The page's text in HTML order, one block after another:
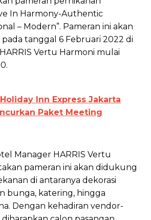
In Harmony-Authentic
– Modern”. Pameran ini akan
tanggal 6 Februari 2022 di
Vertu Harmoni mulai
Holiday Inn Express Jakarta
Paket Meeting
Manager HARRIS Vertu
pameran ini akan didukung
di antaranya dekorasi
bunga, katering, hingga
Dengan kehadiran vendor-